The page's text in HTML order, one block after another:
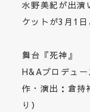
水野美紀が出演
ケットが3月1日
舞台『死神』
H&Aプロデュー
作・演出：倉持
り）